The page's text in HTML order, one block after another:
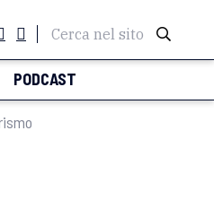
Cerca nel sito
PODCAST